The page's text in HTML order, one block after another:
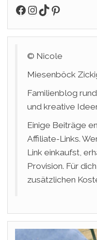
Facebook
Instagram
TikTok
Pinterest
© Nicole
Miesenböck
Familienblog
und kreative
Einige Beiträge
Affiliate-Links.
Link einkaufst,
Provision. Für
zusätzlichen